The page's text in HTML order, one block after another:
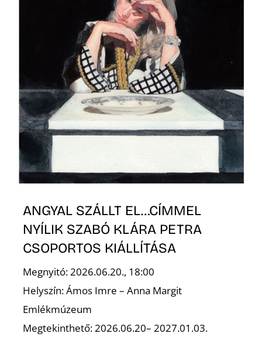
ANGYAL SZÁLLT EL…CÍMMEL
NYÍLIK SZABÓ KLÁRA PETRA
CSOPORTOS KIÁLLÍTÁSA
Megnyitó: 2026.06.20., 18:00
Helyszín: Ámos Imre – Anna Margit
Emlékmúzeum
Megtekinthető: 2026.06.20– 2027.01.03.